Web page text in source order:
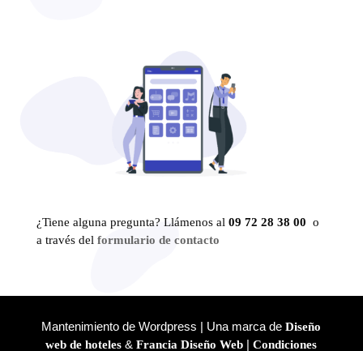
¿Tiene alguna pregunta? Llámenos al 09 72 28 38 00 o
a través del formulario de contacto
Mantenimiento de Wordpress | Una marca deDiseño
web de hoteles &Francia Diseño Web |Condiciones